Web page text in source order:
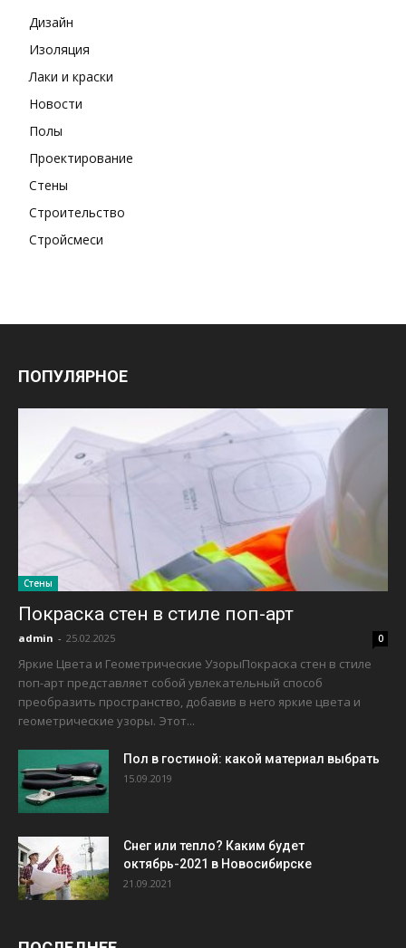
Дизайн
Изоляция
Лаки и краски
Новости
Полы
Проектирование
Стены
Строительство
Стройсмеси
ПОПУЛЯРНОЕ
Стены
Покраска стен в стиле поп-арт
admin - 25.02.2025 0
Яркие Цвета и Геометрические УзорыПокраска стен в стиле
поп-арт представляет собой увлекательный способ
преобразить пространство, добавив в него яркие цвета и
геометрические узоры. Этот...
Пол в гостиной: какой материал выбрать
15.09.2019
Снег или тепло? Каким будет
октябрь-2021 в Новосибирске
21.09.2021